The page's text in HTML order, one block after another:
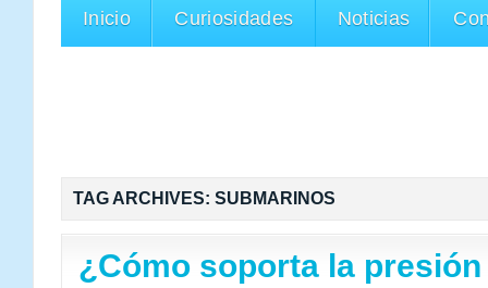
Inicio Curiosidades Noticias
TAG ARCHIVES: SUBMARINOS
¿Cómo soporta la